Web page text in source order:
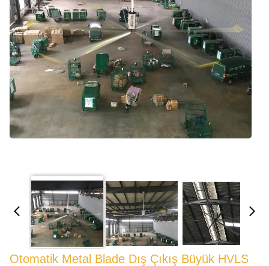
Otomatik Metal Blade Dış Çıkış Büyük HVLS